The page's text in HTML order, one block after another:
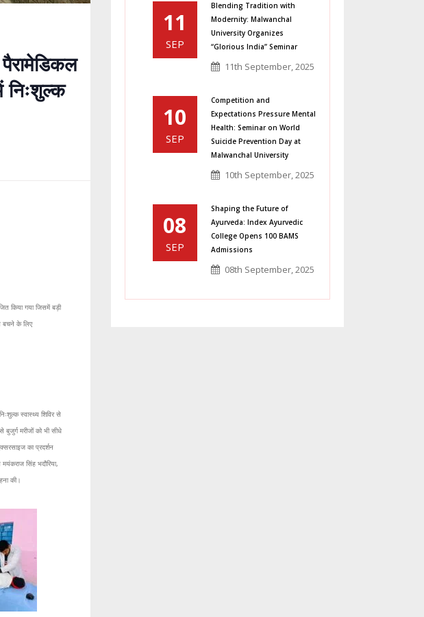
निःशुल्क
किया गया जिसमें बड़ी
बचने के लिए
स्वास्थ्य शिविर से
बुजुर्ग मरीजों को भी सीधे
का प्रदर्शन
सिंह भदौरिया,
की।
11
SEP
Blending Tradition with
Modernity: Malwanchal
University Organizes
“Glorious India” Seminar
11th September, 2025
10
SEP
Competition and
Expectations Pressure Mental
Health: Seminar on World
Suicide Prevention Day at
Malwanchal University
10th September, 2025
08
SEP
Shaping the Future of
Ayurveda: Index Ayurvedic
College Opens 100 BAMS
Admissions
08th September, 2025